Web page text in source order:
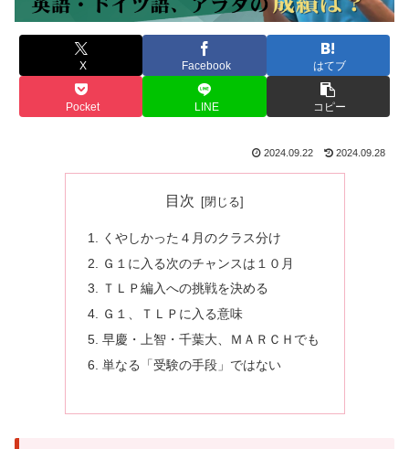
X Facebook はてブ
Pocket LINE コピー
2024.09.22 2024.09.28
目次
くやしかった４月のクラス分け
Ｇ１に入る次のチャンスは１０月
ＴＬＰ編入への挑戦を決める
Ｇ１、ＴＬＰに入る意味
早慶・上智・千葉大、ＭＡＲＣＨでも
単なる「受験の手段」ではない